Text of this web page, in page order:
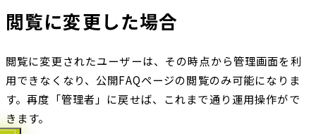
閲覧に変更した場合
閲覧に変更されたユーザーは、その時点から管理画面を利
用できなくなり、公開FAQページの閲覧のみ可能になりま
す。再度「管理者」に戻せば、これまで通り運用操作がで
きます。